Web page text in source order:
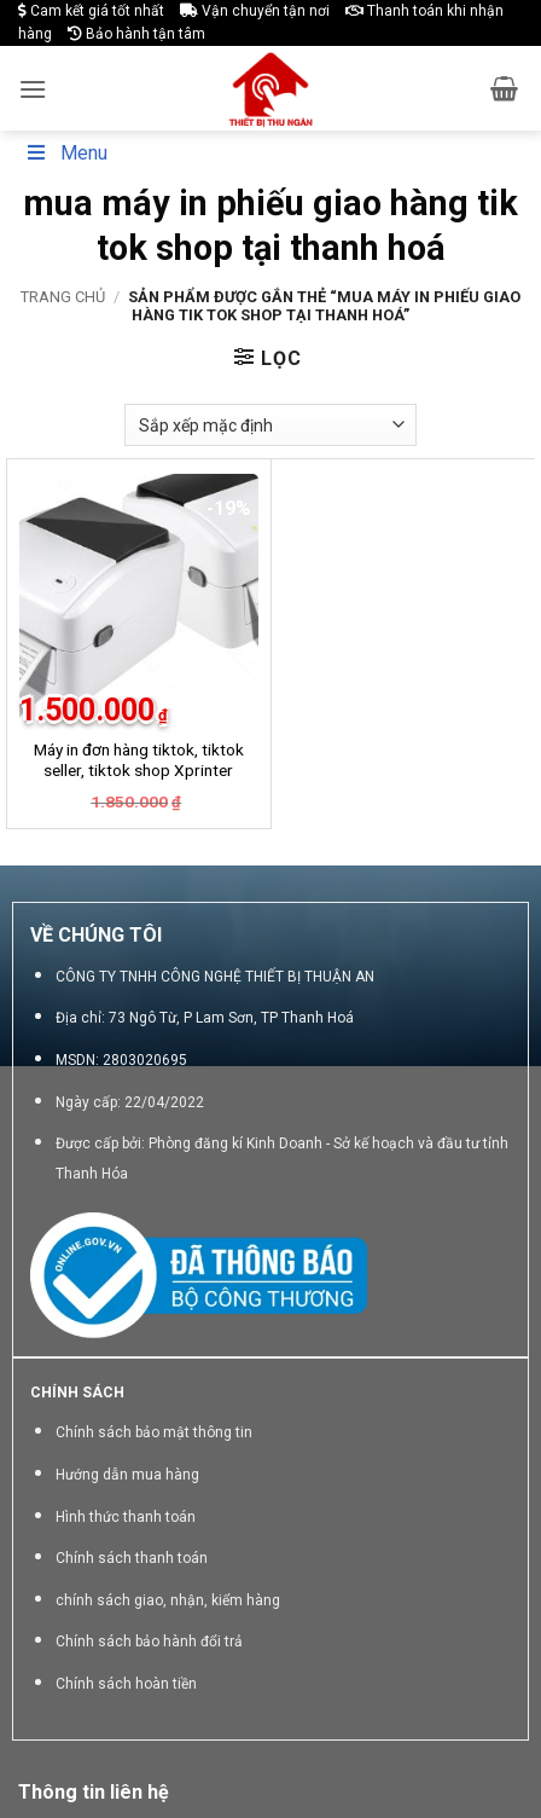
Skip
to
Cam kết giá tốt nhất Vận chuyển tận nơi
Thanh toán khi nhận
hàng
Bảo hành tận tâm
Menu
mua máy in phiếu giao hàng tik
tok shop tại thanh hoá
TRANG CHỦ / SẢN PHẨM ĐƯỢC GẮN THẺ “MUA MÁY IN PHIẾU GIAO
HÀNG TIK TOK SHOP TẠI THANH HOÁ”
LỌC
-19%
Máy in đơn hàng tiktok, tiktok
seller, tiktok shop Xprinter
1.850.000 ₫
là:
1.500.000 ₫
tại
1.500.000₫.
VỀ CHÚNG TÔI
CÔNG TY TNHH CÔNG NGHỆ THIẾT BỊ THUẬN AN
Địa chỉ: 73 Ngô Từ, P Lam Sơn, TP Thanh Hoá
MSDN: 2803020695
Ngày cấp: 22/04/2022
Được cấp bởi: Phòng đăng kí Kinh Doanh - Sở kế hoạch và đầu tư tỉnh
Thanh Hóa
CHÍNH SÁCH
Chính sách bảo mật thông tin
Hướng dẫn mua hàng
Hình thức thanh toán
Chính sách thanh toán
chính sách giao, nhận, kiểm hàng
Chính sách bảo hành đổi trả
Chính sách hoàn tiền
Thông tin liên hệ